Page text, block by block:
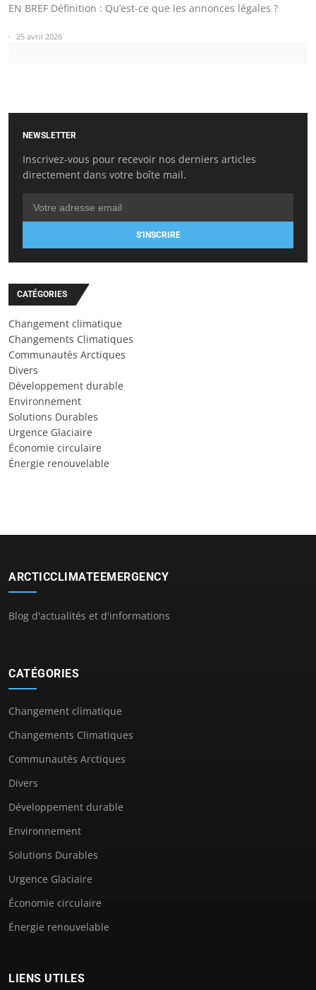
EN BREF Définition : Qu’est-ce que les annonces légales ?
25 avril 2026
NEWSLETTER
Inscrivez-vous pour recevoir nos derniers articles
directement dans votre boîte mail.
S'INSCRIRE
CATÉGORIES
Changement climatique
Changements Climatiques
Communautés Arctiques
Divers
Développement durable
Environnement
Solutions Durables
Urgence Glaciaire
Économie circulaire
Énergie renouvelable
ARCTICCLIMATEEMERGENCY
Blog d'actualités et d'informations
CATÉGORIES
Changement climatique
Changements Climatiques
Communautés Arctiques
Divers
Développement durable
Environnement
Solutions Durables
Urgence Glaciaire
Économie circulaire
Énergie renouvelable
LIENS UTILES